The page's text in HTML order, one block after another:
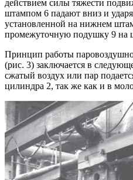
действием силы тяжести
штампом 6 падают вниз и
установленной на нижнем
промежуточную подушку 9 на
Принцип работы
(рис. 3) заключается в
сжатый воздух или пар
цилиндра 2, так же как и в